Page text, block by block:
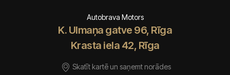
Autobrava Motors
K. Ulmaņa gatve 96, Rīga
Krasta iela 42, Rīga
Skatīt kartē un saņemt norādes